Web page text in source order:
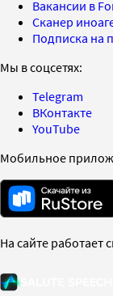
Вакансии в
Сканер
Подписка на
Мы в соцсетях:
Telegram
ВКонтакте
YouTube
Мобильное
На сайте работает